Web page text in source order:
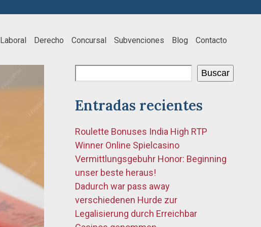
Laboral Derecho Concursal Subvenciones Blog Contacto
Buscar
Entradas recientes
Roulette Bonuses India High RTP
Winner Online Spielcasino
Vermittlungsgebuhr Honor: Beginning
unser beste heraus!
Dadurch war pass away
verschiedenen Hurde zur
Legalisierung durch Erreichbar